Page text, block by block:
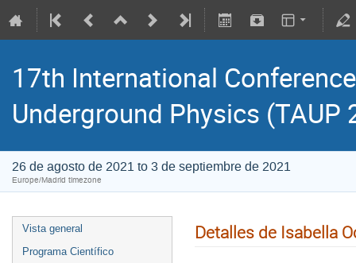
17th International
Underground Physics (TAUP
26 de agosto de 2021 to 3 de septiembre de 2021
Europe/Madrid timezone
Vista general
Programa Científico
Detalles de Isabella